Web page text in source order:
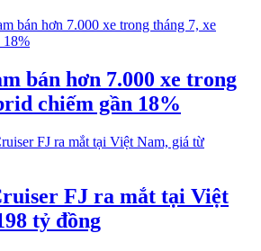
bán hơn 7.000 xe trong
chiếm gần 18%
FJ ra mắt tại Việt
tỷ đồng